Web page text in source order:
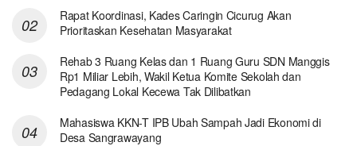
Rapat Koordinasi, Kades Caringin Cicurug Akan
Prioritaskan Kesehatan Masyarakat
Rehab 3 Ruang Kelas dan 1 Ruang Guru SDN Manggis
Rp1 Miliar Lebih, Wakil Ketua Komite Sekolah dan
Pedagang Lokal Kecewa Tak Dilibatkan
Mahasiswa KKN-T IPB Ubah Sampah Jadi Ekonomi di
Desa Sangrawayang